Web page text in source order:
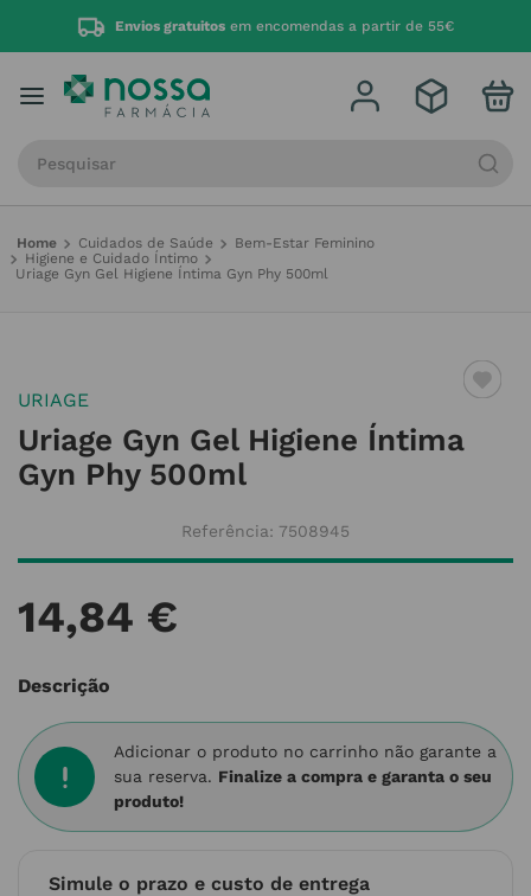
Envios gratuitos em encomendas a partir de 55€
Cuidados de Saúde
Bem-Estar Feminino
Higiene e Cuidado Íntimo
Uriage Gyn Gel Higiene Íntima Gyn Phy 500ml
URIAGE
Uriage Gyn Gel Higiene Íntima
Gyn Phy 500ml
Referência: 7508945
14,84 €
Descrição
Adicionar o produto no carrinho não garante a
sua reserva. Finalize a compra e garanta o seu
produto!
Simule o prazo e custo de entrega